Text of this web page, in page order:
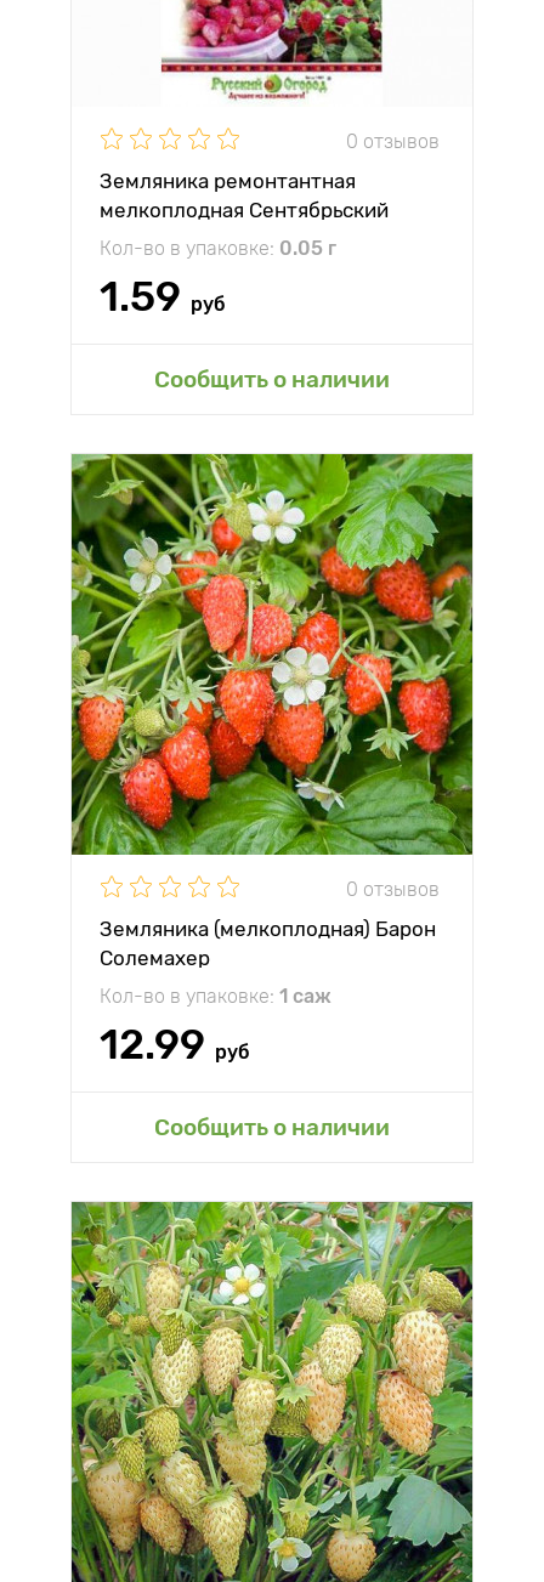
0 отзывов
Земляника ремонтантная
мелкоплодная Сентябрьский
сюрприз Русский огород НК
Кол-во в упаковке: 0.05 г
1.59 руб
Сообщить о наличии
0 отзывов
Земляника (мелкоплодная) Барон
Солемахер
Кол-во в упаковке: 1 саж
12.99 руб
Сообщить о наличии